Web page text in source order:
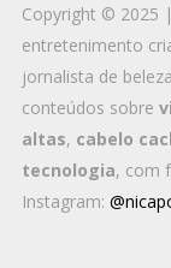
Copyright © 2025 |
entretenimento
jornalista de
conteúdos sobre
altas, cabelo
tecnologia, com
Instagram: